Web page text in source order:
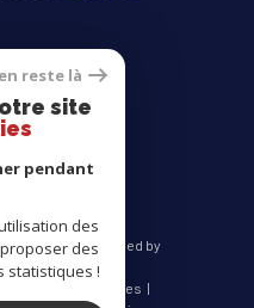
Traduction powered by
|
Mentions légales
reste là
site
pendant
des
des
statistiques !